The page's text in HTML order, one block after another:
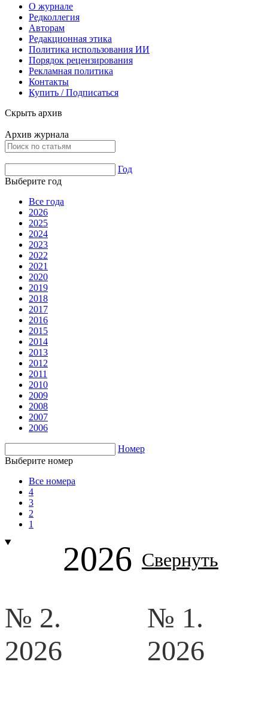
О журнале
Редколлегия
Авторам
Редакционная этика
Политика использования ИИ
Порядок рецензирования
Рекламная политика
Контакты
Купить / Подписаться
Скрыть архив
Архив журнала
Год
Выберите год
Все года
2026
2025
2024
2023
2022
2021
2020
2019
2018
2017
2016
2015
2014
2013
2012
2011
2010
2009
2008
2007
2006
Номер
Выберите номер
Все номера
4
3
2
1
2026 Свернуть
№ 2.
2026
№ 1.
2026